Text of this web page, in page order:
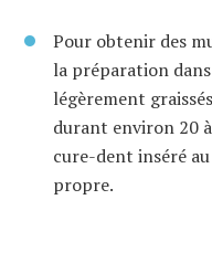
Pour obtenir des
la préparation
légèrement
durant environ 20
cure-dent inséré
propre.